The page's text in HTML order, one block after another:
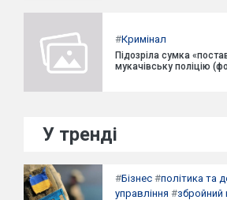
#Кримінал
Підозріла сумка
мукачівську поліцію
У тренді
#Бізнес #політика та
управління #збройний